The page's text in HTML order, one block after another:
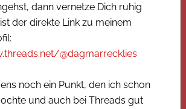
dann vernetze Dich ruhig
der direkte Link zu meinem
@dagmarrecklies
noch ein Punkt, den ich schon
und auch bei Threads gut